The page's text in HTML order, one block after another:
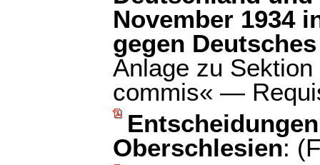
November 1934
gegen
Anlage zu
commis« —
Oberschlesien: